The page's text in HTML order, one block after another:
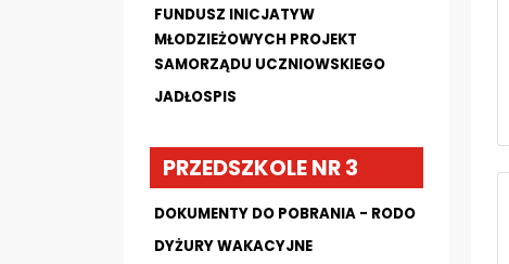
FUNDUSZ INICJATYW
MŁODZIEŻOWYCH PROJEKT
SAMORZĄDU UCZNIOWSKIEGO
JADŁOSPIS
PRZEDSZKOLE NR 3
DOKUMENTY DO POBRANIA - RODO
DYŻURY WAKACYJNE